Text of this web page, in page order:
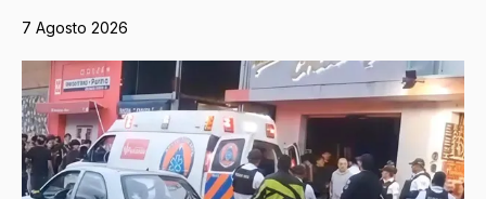
7 Agosto 2026